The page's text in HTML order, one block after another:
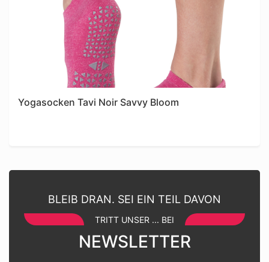
Yogasocken Tavi Noir Savvy Bloom
BLEIB DRAN. SEI EIN TEIL DAVON
TRITT UNSER ... BEI
NEWSLETTER